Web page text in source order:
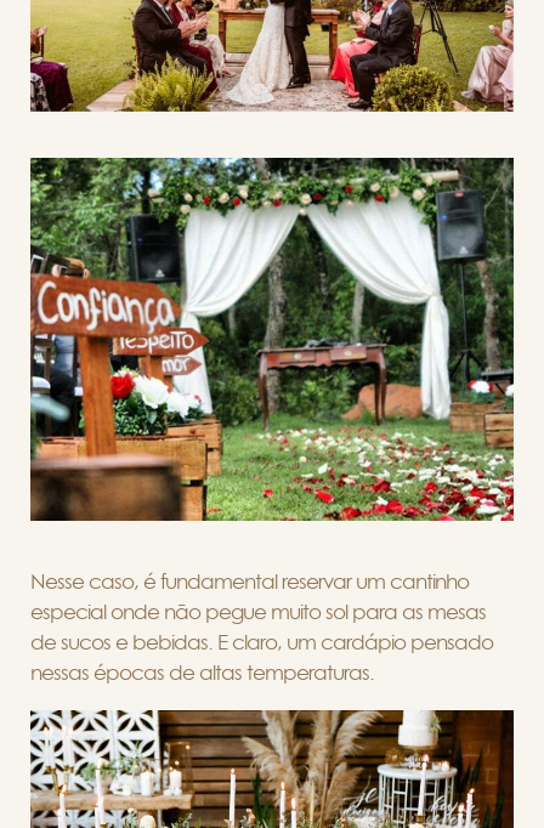
Nesse caso, é fundamental reservar um cantinho
especial onde não pegue muito sol para as mesas
de sucos e bebidas. E claro, um cardápio pensado
nessas épocas de altas temperaturas.